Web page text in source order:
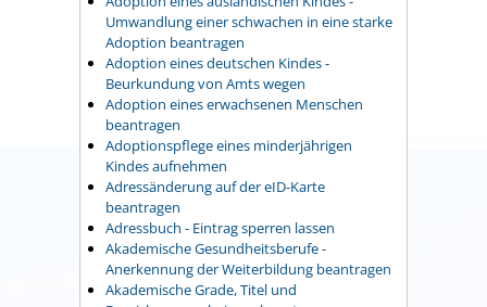
Umwandlung einer schwachen in eine starke
Adoption beantragen
Adoption eines deutschen Kindes -
Beurkundung von Amts wegen
Adoption eines erwachsenen Menschen
beantragen
Adoptionspflege eines minderjährigen
Kindes aufnehmen
Adressänderung auf der eID-Karte
beantragen
Adressbuch - Eintrag sperren lassen
Akademische Gesundheitsberufe -
Anerkennung der Weiterbildung beantragen
Akademische Grade, Titel und